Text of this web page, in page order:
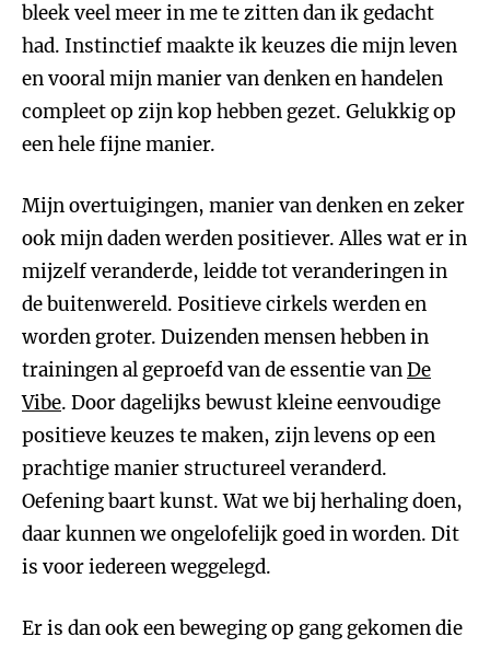
bleek veel meer in me te zitten dan ik gedacht
had. Instinctief maakte ik keuzes die mijn leven
en vooral mijn manier van denken en handelen
compleet op zijn kop hebben gezet. Gelukkig op
een hele fijne manier.
Mijn overtuigingen, manier van denken en zeker
ook mijn daden werden positiever. Alles wat er in
mijzelf veranderde, leidde tot veranderingen in
de buitenwereld. Positieve cirkels werden en
worden groter. Duizenden mensen hebben in
trainingen al geproefd van de essentie vanDe
Vibe. Door dagelijks bewust kleine eenvoudige
positieve keuzes te maken, zijn levens op een
prachtige manier structureel veranderd.
Oefening baart kunst. Wat we bij herhaling doen,
daar kunnen we ongelofelijk goed in worden. Dit
is voor iedereen weggelegd.
Er is dan ook een beweging op gang gekomen die